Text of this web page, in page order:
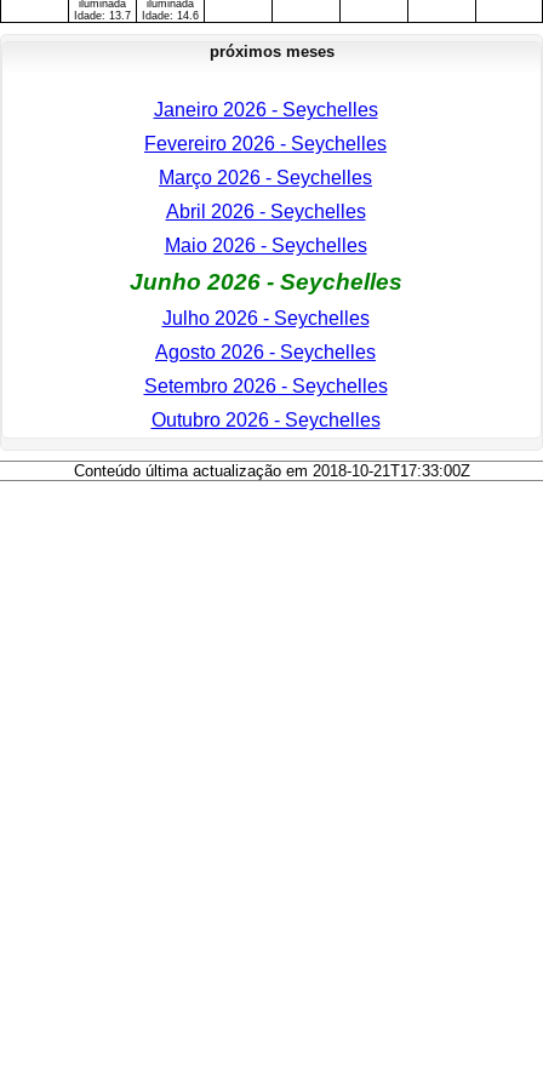
iluminada
Idade: 13.7
iluminada
Idade: 14.6
próximos meses
Janeiro 2026 - Seychelles
Fevereiro 2026 - Seychelles
Março 2026 - Seychelles
Abril 2026 - Seychelles
Maio 2026 - Seychelles
Junho 2026 - Seychelles
Julho 2026 - Seychelles
Agosto 2026 - Seychelles
Setembro 2026 - Seychelles
Outubro 2026 - Seychelles
Conteúdo última actualização em 2018-10-21T17:33:00Z